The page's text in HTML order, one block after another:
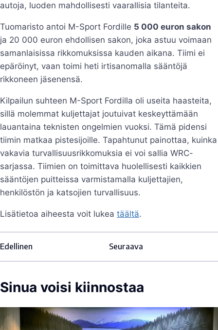
autoja, luoden mahdollisesti vaarallisia tilanteita.
Tuomaristo antoi M-Sport Fordille 5 000 euron sakon
ja 20 000 euron ehdollisen sakon, joka astuu voimaan
samanlaisissa rikkomuksissa kauden aikana. Tiimi ei
epäröinyt, vaan toimi heti irtisanomalla sääntöjä
rikkoneen jäsenensä.
Kilpailun suhteen M-Sport Fordilla oli useita haasteita,
sillä molemmat kuljettajat joutuivat keskeyttämään
lauantaina teknisten ongelmien vuoksi. Tämä pidensi
tiimin matkaa pistesijoille. Tapahtunut painottaa, kuinka
vakavia turvallisuusrikkomuksia ei voi sallia WRC-
sarjassa. Tiimien on toimittava huolellisesti kaikkien
sääntöjen puitteissa varmistamalla kuljettajien,
henkilöstön ja katsojien turvallisuus.
Lisätietoa aiheesta voit lukea täältä.
Edellinen Seuraava
Sinua voisi kiinnostaa